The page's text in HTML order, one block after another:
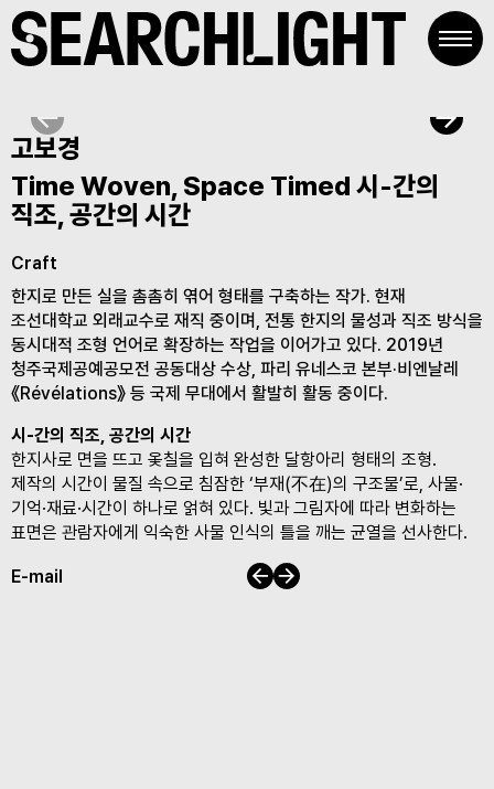
Skip
to
content
고보경
Time Woven, Space Timed 시-간의
직조, 공간의 시간
Craft
한지로 만든 실을 촘촘히 엮어 형태를 구축하는 작가. 현재
조선대학교 외래교수로 재직 중이며, 전통 한지의 물성과 직조 방식을
동시대적 조형 언어로 확장하는 작업을 이어가고 있다. 2019년
청주국제공예공모전 공동대상 수상, 파리 유네스코 본부·비엔날레
《Révélations》 등 국제 무대에서 활발히 활동 중이다.
시-간의 직조, 공간의 시간
한지사로 면을 뜨고 옻칠을 입혀 완성한 달항아리 형태의 조형.
제작의 시간이 물질 속으로 침잠한 ‘부재(不在)의 구조물’로, 사물·
기억·재료·시간이 하나로 얽혀 있다. 빛과 그림자에 따라 변화하는
표면은 관람자에게 익숙한 사물 인식의 틀을 깨는 균열을 선사한다.
E-mail 이전다음